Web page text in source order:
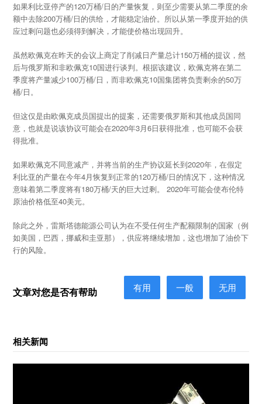
如果利比亚停产的120万桶/日的产量恢复，则至少需要从第二季度的余
额中去除200万桶/日的供给，才能稳定油价。所以从第一季度开始的供
应过剩问题也必须得到解决，才能使价格出现回升。
虽然欧佩克在昨天的会议上商定了削减日产量总计150万桶的提议，然
后与俄罗斯和非欧佩克10国进行谈判。根据该建议，欧佩克将在第二
季度将产量减少100万桶/日，而非欧佩克10国集团将负责剩余的50万
桶/日。
但这仅是由欧佩克成员国提出的提案，还需要俄罗斯和其他成员国同
意，也就是说该协议可能会在2020年3月6日获得批准，也可能不会获
得批准。
如果欧佩克不同意减产，并将当前的生产协议延长到2020年，在假定
利比亚的产量在今年4月恢复到正常的120万桶/日的情况下，这种情况
意味着第二季度将有180万桶/天的巨大过剩。 2020年可能会使布伦特
原油价格低至40美元。
除此之外，雷斯塔德能源公司认为在不受任何生产配额限制的国家（例
如美国，巴西，挪威和圭亚那），供应将继续增加，这也增加了油价下
行的风险。
文章对您是否有帮助 有用 一般 无用
相关新闻